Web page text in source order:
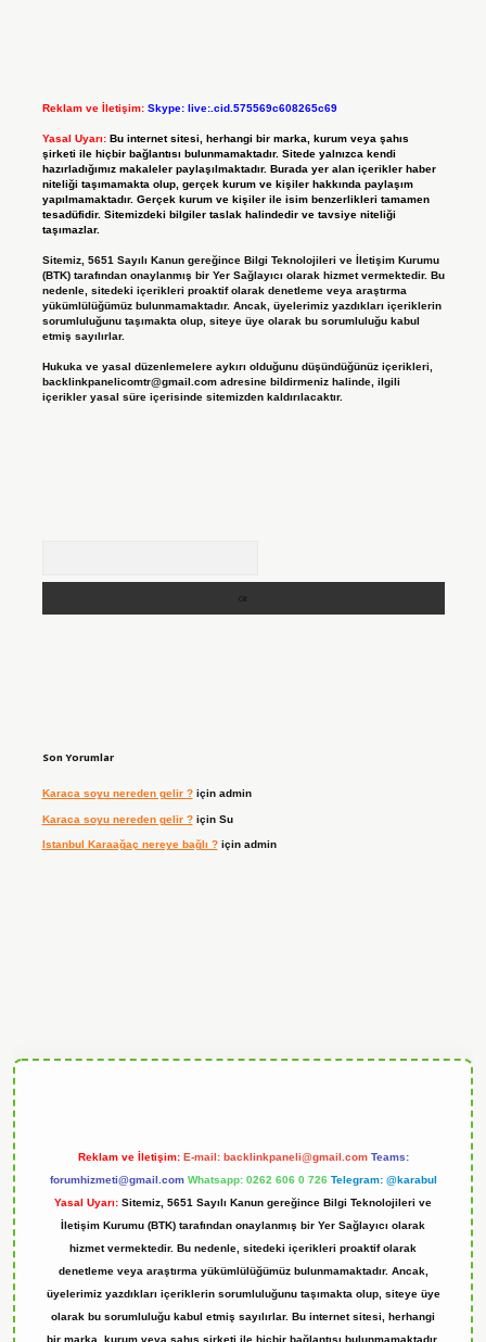
Reklam ve İletişim: Skype: live:.cid.575569c608265c69
Yasal Uyarı: Bu internet sitesi, herhangi bir marka, kurum veya şahıs
şirketi ile hiçbir bağlantısı bulunmamaktadır. Sitede yalnızca kendi
hazırladığımız makaleler paylaşılmaktadır. Burada yer alan içerikler haber
niteliği taşımamakta olup, gerçek kurum ve kişiler hakkında paylaşım
yapılmamaktadır. Gerçek kurum ve kişiler ile isim benzerlikleri tamamen
tesadüfidir. Sitemizdeki bilgiler taslak halindedir ve tavsiye niteliği
taşımazlar.
Sitemiz, 5651 Sayılı Kanun gereğince Bilgi Teknolojileri ve İletişim Kurumu
(BTK) tarafından onaylanmış bir Yer Sağlayıcı olarak hizmet vermektedir. Bu
nedenle, sitedeki içerikleri proaktif olarak denetleme veya araştırma
yükümlülüğümüz bulunmamaktadır. Ancak, üyelerimiz yazdıkları içeriklerin
sorumluluğunu taşımakta olup, siteye üye olarak bu sorumluluğu kabul
etmiş sayılırlar.
Hukuka ve yasal düzenlemelere aykırı olduğunu düşündüğünüz içerikleri,
backlinkpanelicomtr@gmail.comadresine bildirmeniz halinde, ilgili
içerikler yasal süre içerisinde sitemizden kaldırılacaktır.
Son Yorumlar
Karaca soyu nereden gelir ?için admin
Karaca soyu nereden gelir ?için Su
Istanbul Karaağaç nereye bağlı ?için admin
Reklam ve İletişim: E-mail: backlinkpaneli@gmail.com Teams:
forumhizmeti@gmail.com Whatsapp: 0262 606 0 726 Telegram: @karabul
Yasal Uyarı: Sitemiz, 5651 Sayılı Kanun gereğince Bilgi Teknolojileri ve
İletişim Kurumu (BTK) tarafından onaylanmış bir Yer Sağlayıcı olarak
hizmet vermektedir. Bu nedenle, sitedeki içerikleri proaktif olarak
denetleme veya araştırma yükümlülüğümüz bulunmamaktadır. Ancak,
üyelerimiz yazdıkları içeriklerin sorumluluğunu taşımakta olup, siteye üye
olarak bu sorumluluğu kabul etmiş sayılırlar. Bu internet sitesi, herhangi
bir marka, kurum veya şahıs şirketi ile hiçbir bağlantısı bulunmamaktadır.